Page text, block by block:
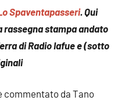
Spaventapasseri. Qui
rassegna stampa andato
di Radio Iafue e (sotto
commentato da Tano